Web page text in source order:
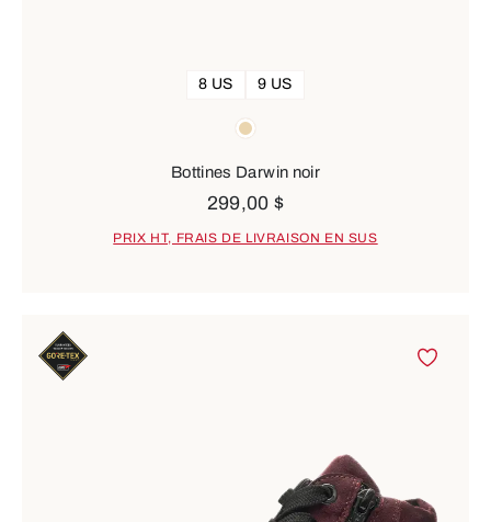
beige
8 US 9 US
Bottines Darwin noir
299,00 $
PRIX HT, FRAIS DE LIVRAISON EN SUS